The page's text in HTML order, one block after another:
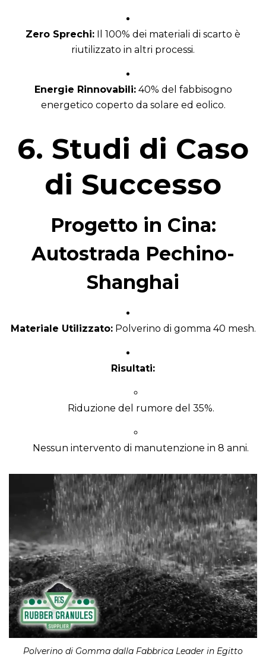
Zero Sprechi: Il 100% dei materiali di scarto è
riutilizzato in altri processi.
Energie Rinnovabili:40% del fabbisogno
energetico coperto da solare ed eolico.
6. Studi di Caso
di Successo
Progetto in Cina:
Autostrada Pechino-
Shanghai
Materiale Utilizzato:Polverino di gomma 40 mesh.
Risultati:
Riduzione del rumore del 35%.
Nessun intervento di manutenzione in 8 anni.
Polverino di Gomma dalla Fabbrica Leader in Egitto